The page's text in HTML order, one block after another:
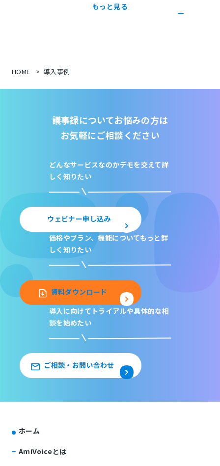
もっと見る
HOME 導入事例
議事録についてお悩みの方は
お気軽にご相談ください
どんなサービスなのかデモを交えて詳
しく知りたい
ウェビナー申し込み
価格やプラン、機能についてもっと詳
しく知りたい
資料ダウンロード
導入に向けてトライアルや具体的な相
談を始めたい
ご相談・お問い合わせ
ホーム
AmiVoiceとは